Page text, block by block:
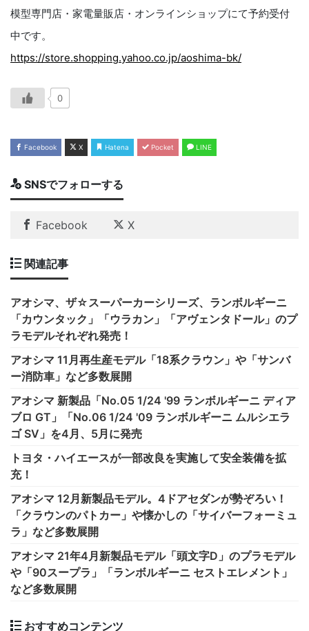
模型専門店・家電量販店・オンラインショップにて予約受付
中です。
https://store.shopping.yahoo.co.jp/aoshima-bk/
0
Facebook X Hatena Pocket LINE
SNSでフォローする
Facebook X
関連記事
アオシマ、ザ☆スーパーカーシリーズ、ランボルギーニ
「カウンタック」「ウラカン」「アヴェンタドール」のプ
ラモデルそれぞれ発売！
アオシマ 11月再生産モデル「18系クラウン」や「サンバ
ー消防車」など多数展開
アオシマ 新製品「No.05 1/24 '99 ランボルギーニ ディア
ブロ GT」「No.06 1/24 '09 ランボルギーニ ムルシエラ
ゴ SV」を4月、5月に発売
トヨタ・ハイエースが一部改良を実施して安全装備を拡
充！
アオシマ 12月新製品モデル。4ドアセダンが勢ぞろい！
「クラウンのパトカー」や懐かしの「サイバーフォーミュ
ラ」など多数展開
アオシマ 21年4月新製品モデル「頭文字D」のプラモデル
や「90スープラ」「ランボルギーニ セストエレメント」
など多数展開
おすすめコンテンツ